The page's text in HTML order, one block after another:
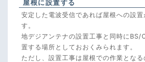
屋根に設置する
安定した電波受信であれば屋根への設
す。
地デジアンテナの設置工事と同時にBS/
置する場所としておおくみられます。
ただし、設置工事は屋根での作業となる